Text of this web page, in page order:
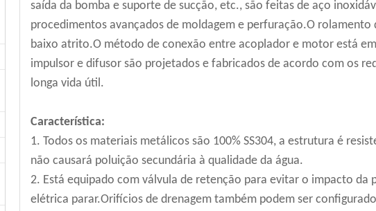
saída da bomba e suporte de sucção, etc., são feitas de aço
procedimentos avançados de moldagem e perfuração.O
baixo atrito.O método de conexão entre acoplador e motor está
impulsor e difusor são projetados e fabricados de acordo com os
longa vida útil.
Característica:
1. Todos os materiais metálicos são 100% SS304, a estrutura é
não causará poluição secundária à qualidade da água.
2. Está equipado com válvula de retenção para evitar o impacto da
elétrica parar.Orifícios de drenagem também podem ser